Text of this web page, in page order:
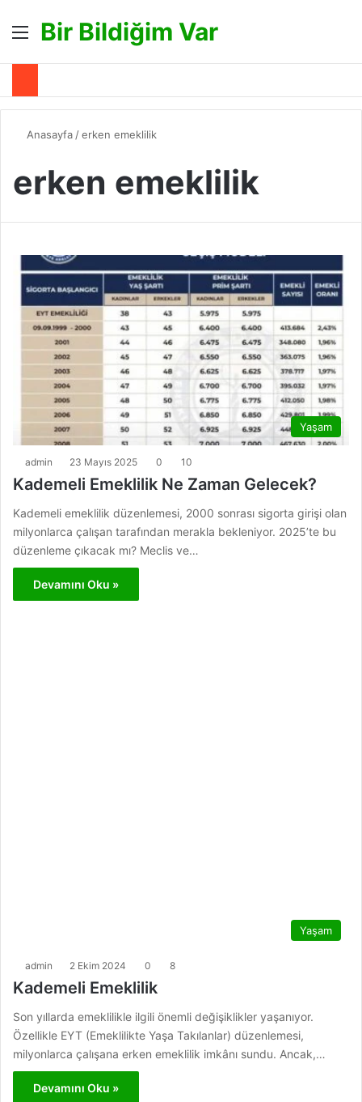
Menü
Bir Bildiğim Var
Anasayfa /erken emeklilik
erken emeklilik
Yaşam
admin 23 Mayıs 2025 0 10
Kademeli Emeklilik Ne Zaman Gelecek?
Kademeli emeklilik düzenlemesi, 2000 sonrası sigorta girişi olan
milyonlarca çalışan tarafından merakla bekleniyor. 2025’te bu
düzenleme çıkacak mı? Meclis ve…
Devamını Oku »
Yaşam
admin 2 Ekim 2024 0 8
Kademeli Emeklilik
Son yıllarda emeklilikle ilgili önemli değişiklikler yaşanıyor.
Özellikle EYT (Emeklilikte Yaşa Takılanlar) düzenlemesi,
milyonlarca çalışana erken emeklilik imkânı sundu. Ancak,…
Devamını Oku »